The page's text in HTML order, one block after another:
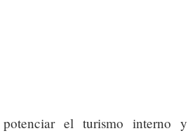
el turismo interno y